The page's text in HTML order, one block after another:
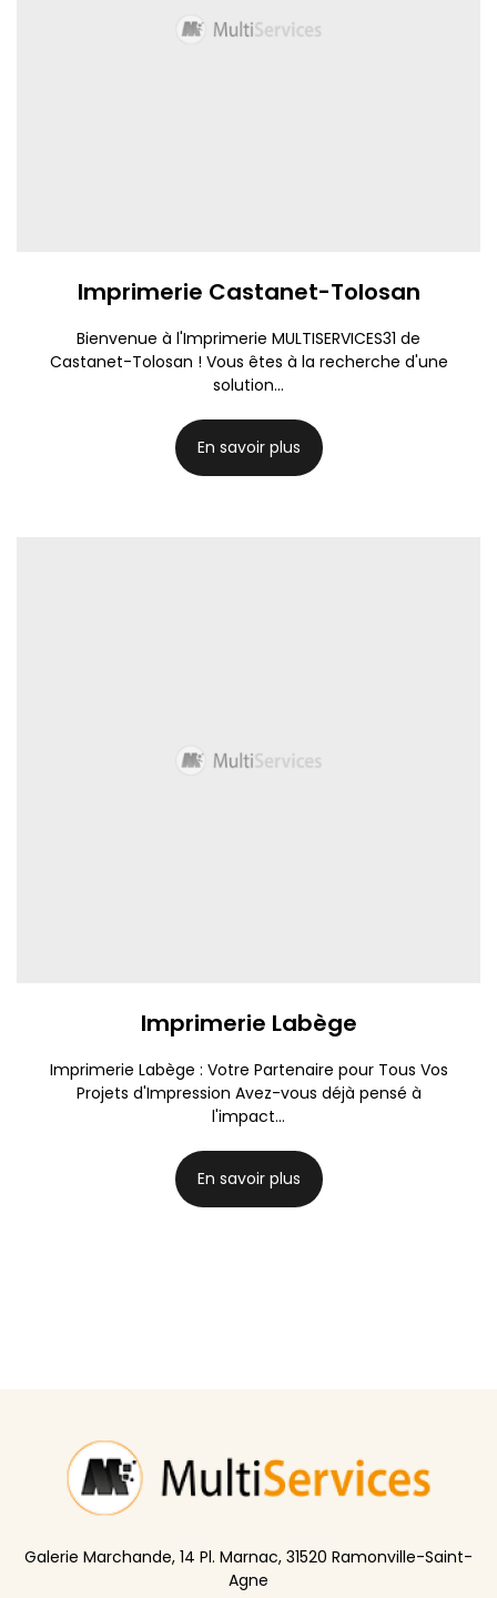
Imprimerie Castanet-Tolosan
Bienvenue à l'Imprimerie MULTISERVICES31 de
Castanet-Tolosan ! Vous êtes à la recherche d'une
solution...
En savoir plus
Imprimerie Labège
Imprimerie Labège : Votre Partenaire pour Tous Vos
Projets d'Impression Avez-vous déjà pensé à
l'impact...
En savoir plus
Galerie Marchande, 14 Pl. Marnac, 31520 Ramonville-Saint-
Agne